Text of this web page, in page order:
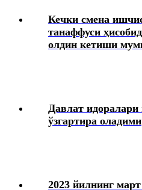
Меҳнат
шаклларининг хусусиятлари
Ижтимоий таъминот
Кечки смена
танаффуси
олдин кетиши
Давлат
ўзгартира оладими
2023 йилнинг